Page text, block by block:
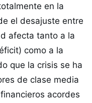
en la
el desajuste entre
afecta tanto a la
como a la
que la crisis se ha
de clase media
acordes